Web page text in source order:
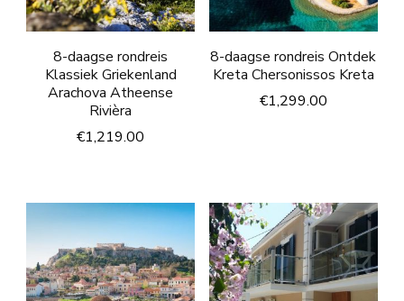
8-daagse rondreis
Klassiek Griekenland
Arachova Atheense
Rivièra
€1,219.00
8-daagse rondreis Ontdek
Kreta Chersonissos Kreta
€1,299.00